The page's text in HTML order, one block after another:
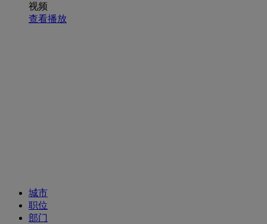
视频
查看播放
城市
职位
部门